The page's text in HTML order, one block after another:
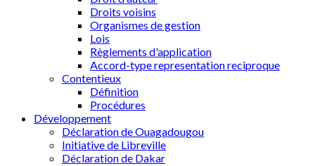
Droits voisins
Organismes de gestion
Lois
Règlements d'application
Accord-type representation reciproque
Contentieux
Définition
Procédures
Développement
Déclaration de Ouagadougou
Initiative de Libreville
Déclaration de Dakar